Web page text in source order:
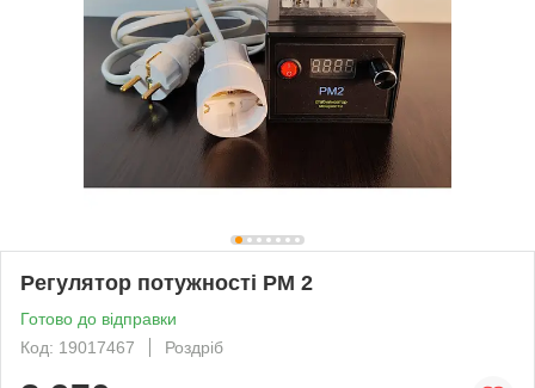
Регулятор потужності РМ 2
Готово до відправки
Код: 19017467
Роздріб